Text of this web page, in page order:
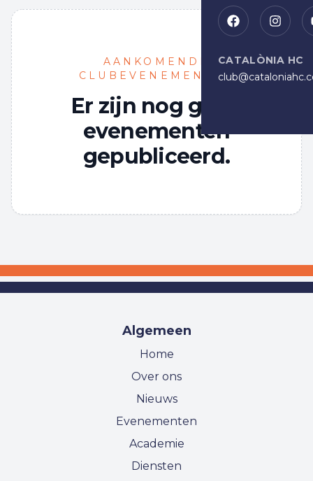
CATALÒNIA HC
AANKOMENDE
CLUBEVENEMENTEN
Er zijn nog geen
evenementen
gepubliceerd.
Algemeen
Home
Over ons
Nieuws
Evenementen
Academie
Diensten